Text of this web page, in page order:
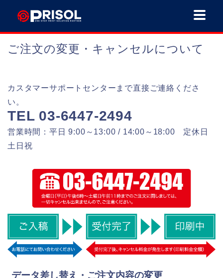
ご注文の変更・キャンセルについて
カスタマーサポートセンターまで直接ご連絡くださ
い。
TEL 03-6447-2494
営業時間：平日 9:00～13:00 / 14:00～18:00 定休日
土日祝
データ差し替え・ご注文内容の変更